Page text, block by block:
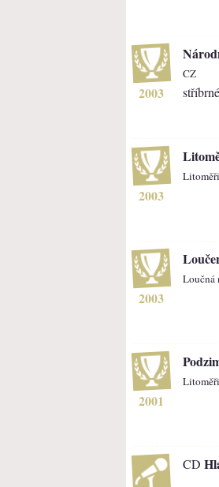
2003
CZ
2003
2003
Loučná
2001
CD